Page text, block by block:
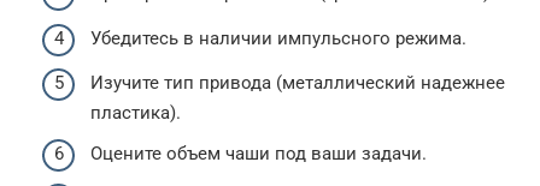
Убедитесь в наличии импульсного режима.
Изучите тип привода (металлический надежнее
пластика).
Оцените объем чаши под ваши задачи.